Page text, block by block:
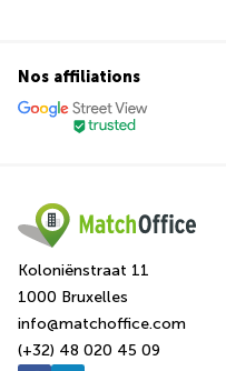
Nos affiliations
Koloniënstraat 11
1000 Bruxelles
info@matchoffice.com
(+32) 48 020 45 09